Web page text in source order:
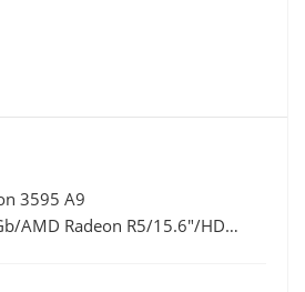
3595 A9
AMD Radeon R5/15.6"/HD